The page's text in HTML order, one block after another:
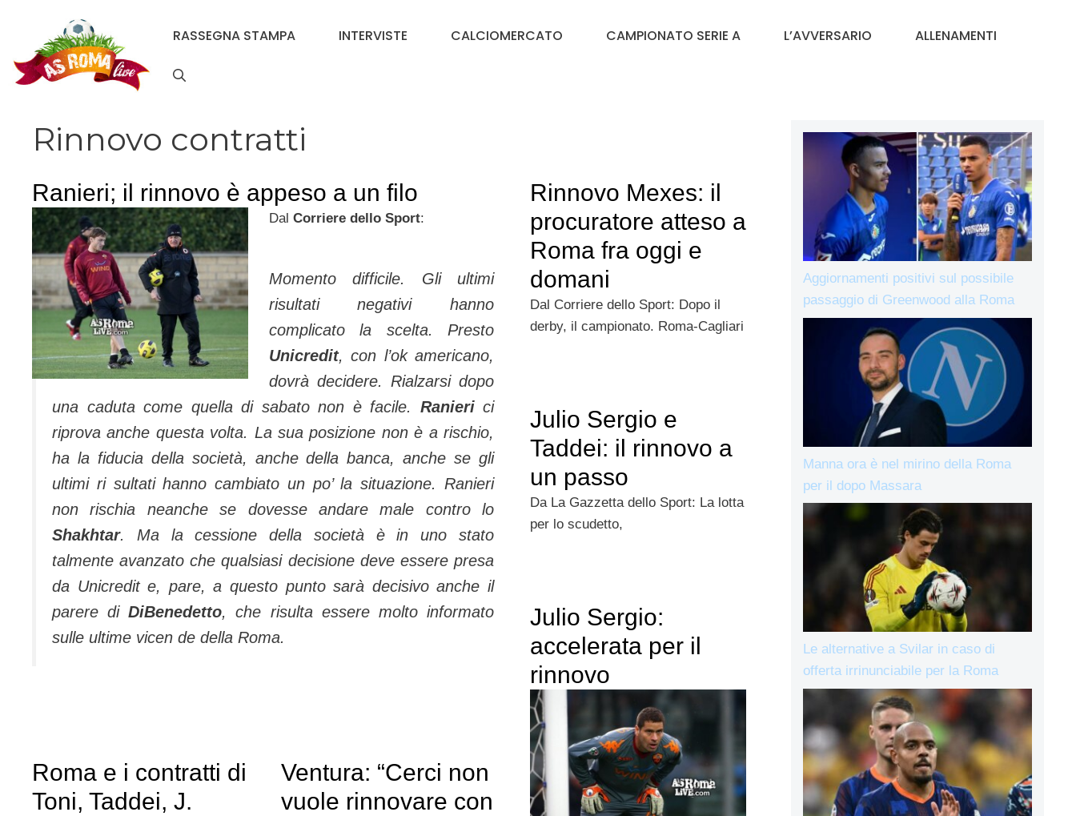
contenuto
RASSEGNA STAMPA INTERVISTE CALCIOMERCATO CAMPIONATO SERIE A L’AVVERSARIO ALLENAMENTI
Rinnovo contratti
Ranieri; il rinnovo è appeso a un filo
Dal Corriere dello Sport:
Momento difficile. Gli ultimi
risultati negativi hanno
complicato la scelta. Presto
Unicredit, con l’ok americano,
dovrà decidere. Rialzarsi dopo
una caduta come quella di sabato non è facile. Ranieri ci
riprova anche questa volta. La sua posizione non è a rischio,
ha la fiducia della società, anche della banca, anche se gli
ultimi ri sultati hanno cambiato un po’ la situazione. Ranieri
non rischia neanche se dovesse andare male contro lo
Shakhtar. Ma la cessione della società è in uno stato
talmente avanzato che qualsiasi decisione deve essere presa
da Unicredit e, pare, a questo punto sarà decisivo anche il
parere diDiBenedetto, che risulta essere molto informato
sulle ultime vicen de della Roma.
Rinnovo Mexes: il
procuratore atteso a
Roma fra oggi e
domani
Dal Corriere dello Sport: Dopo il
derby, il campio­nato. Roma-Cagliari
Julio Sergio e
Taddei: il rinnovo a
un passo
Da La Gazzetta dello Sport: La lotta
per lo scudetto,
Julio Sergio:
accelerata per il
rinnovo
Roma e i contratti di
Toni, Taddei, J.
Ventura: “Cerci non
vuole rinnovare con
Aggiornamenti positivi sul possibile
passaggio di Greenwood alla Roma
Manna ora è nel mirino della Roma
per il dopo Massara
Le alternative a Svilar in caso di
offerta irrinunciabile per la Roma